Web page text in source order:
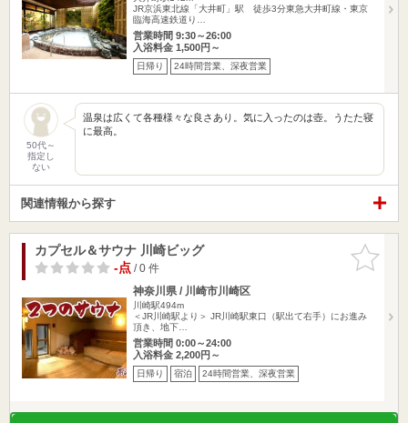
JR京浜東北線「大井町」駅 徒歩3分東急大井町線・東京
臨海高速鉄道り…
営業時間 9:30～26:00
入浴料金 1,500円～
日帰り 24時間営業、深夜営業
50代～
指定し
ない
温泉は広くて各種様々な良さあり。気に入ったのは壺。うたた寝
に最高。
関連情報から探す
お気に入
りに追加
カプセル＆サウナ 川崎ビッグ
-点/ 0 件
神奈川県 / 川崎市川崎区
川崎駅494m
＜JR川崎駅より＞ JR川崎駅東口（駅出て右手）にお進み
頂き、地下…
営業時間 0:00～24:00
入浴料金 2,200円～
日帰り 宿泊 24時間営業、深夜営業